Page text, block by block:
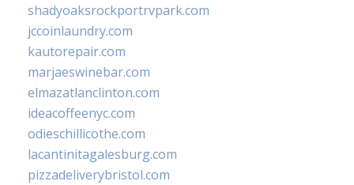
shadyoaksrockportrvpark.com
jccoinlaundry.com
kautorepair.com
marjaeswinebar.com
elmazatlanclinton.com
ideacoffeenyc.com
odieschillicothe.com
lacantinitagalesburg.com
pizzadeliverybristol.com